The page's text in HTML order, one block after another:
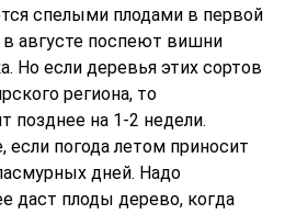
спелыми плодами в первой
августе поспеют вишни
Но если деревья этих сортов
региона, то
позднее на 1-2 недели.
если погода летом приносит
дней. Надо
даст плоды дерево, когда